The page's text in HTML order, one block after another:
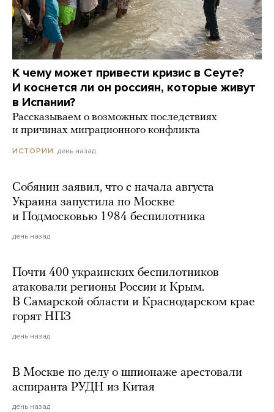
К чему может привести кризис в Сеуте?
И коснется ли он россиян, которые живут
в Испании?
Рассказываем о возможных последствиях
и причинах миграционного конфликта
ИСТОРИИ день назад
Собянин заявил, что с начала августа
Украина запустила по Москве
и Подмосковью 1984 беспилотника
день назад
Почти 400 украинских беспилотников
атаковали регионы России и Крым.
В Самарской области и Краснодарском крае
горят НПЗ
день назад
В Москве по делу о шпионаже арестовали
аспиранта РУДН из Китая
день назад